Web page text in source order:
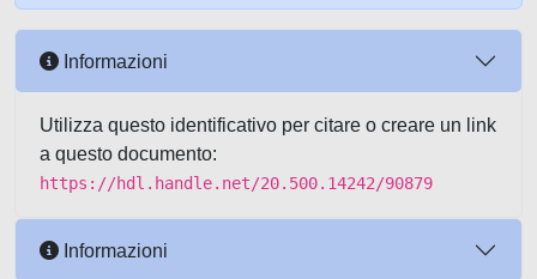
Informazioni
Utilizza questo identificativo per citare o creare un link
a questo documento:
https://hdl.handle.net/20.500.14242/90879
Informazioni